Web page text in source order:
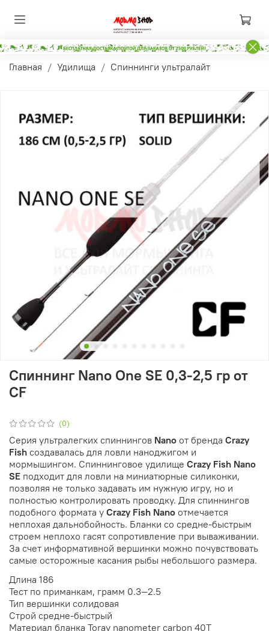
Главная Удилища Спиннинги ультралайт
(0)
Спиннинг Nano One SE 0,3-2,5 гр от
CF
Серия ультралегких спиннингов Nano от бренда Crazy
Fish создавалась для ловли наноджигом и
мормышингом. Спиннинговое удилище Crazy Fish Nano
SE подходит для ловли на миниатюрные силиконки,
позволяя не только задавать им нужную игру, но и
полностью контролировать проводку. Для спиннингов
подобного формата у Crazy Fish Nano отмечается
неплохая дальнобойность. Бланки со средне-быстрым
строем неплохо гасят сопротивление при вываживании.
За счет информативной вершинки можно почувствовать
самые осторожные касания рыбы небольшого размера.
Длина 186
Тест по приманкам, грамм 0.3—2.5
Тип вершинки солидовая
Строй средне-быстрый
Материал бланка Toray nanometer carbon 40T